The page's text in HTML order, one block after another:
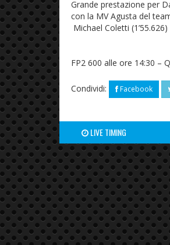
Grande prestazione per
con la MV Agusta del
Michael Coletti
FP2 600 alle ore 14:30 –
Condividi: Facebook
LIVE TIMING